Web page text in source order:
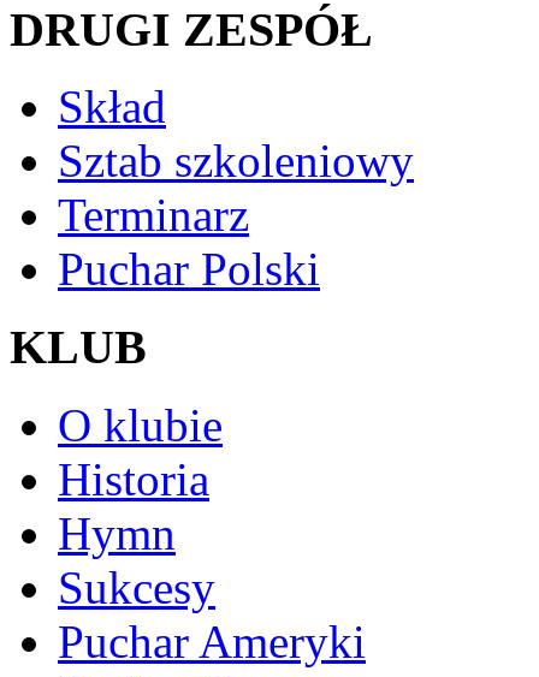
DRUGI ZESPÓŁ
Skład
Sztab szkoleniowy
Terminarz
Puchar Polski
KLUB
O klubie
Historia
Hymn
Sukcesy
Puchar Ameryki